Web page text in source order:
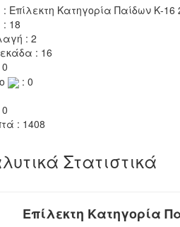
: Επίλεκτη Κατηγορία Παίδων Κ-16
18
: 2
: 16
: 0
: 1408
Στατιστικά
Επίλεκτη Κατηγορία